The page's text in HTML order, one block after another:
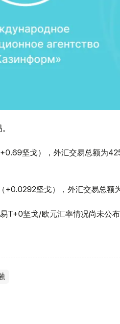
坚戈），外汇交易总额为
坚戈），外汇交易总额
T+0坚戈/欧元汇率情况尚未公布